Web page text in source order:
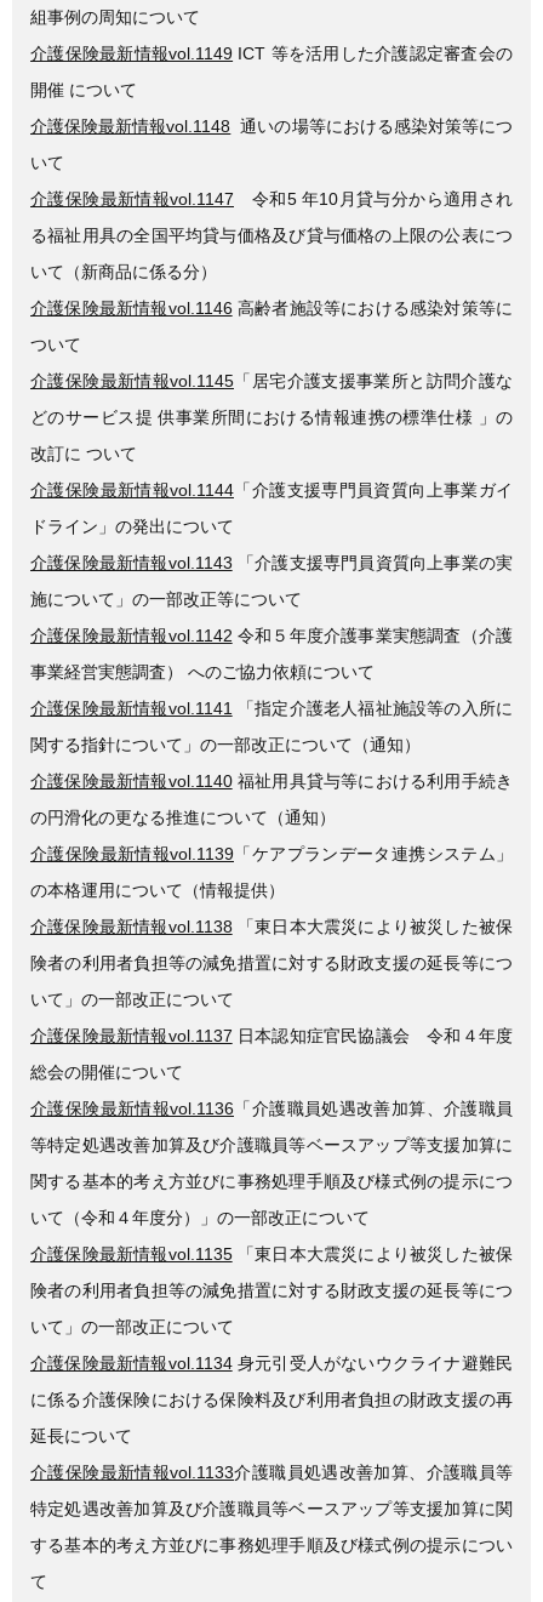
組事例の周知について
介護保険最新情報vol.1149 ICT 等を活用した介護認定審査会の
開催 について
介護保険最新情報vol.1148 通いの場等における感染対策等につ
いて
介護保険最新情報vol.1147 令和5 年10月貸与分から適用され
る福祉用具の全国平均貸与価格及び貸与価格の上限の公表につ
いて（新商品に係る分）
介護保険最新情報vol.1146 高齢者施設等における感染対策等に
ついて
介護保険最新情報vol.1145 「居宅介護支援事業所と訪問介護な
どのサービス提 供事業所間における情報連携の標準仕様 」の
改訂に ついて
介護保険最新情報vol.1144 「介護支援専門員資質向上事業ガイ
ドライン」の発出について
介護保険最新情報vol.1143 「介護支援専門員資質向上事業の実
施について」の一部改正等について
介護保険最新情報vol.1142 令和５年度介護事業実態調査（介護
事業経営実態調査） へのご協力依頼について
介護保険最新情報vol.1141
「指定介護老人福祉施設等の入所に
関する指針について」の一部改正について（通知）
介護保険最新情報vol.1140福祉用具貸与等における利用手続き
の円滑化の更なる推進について（通知）
介護保険最新情報vol.1139 「ケアプランデータ連携システム」
の本格運用について（情報提供）
介護保険最新情報vol.1138 「東日本大震災により被災した被保
険者の利用者負担等の減免措置に対する財政支援の延長等につ
いて」の一部改正について
介護保険最新情報vol.1137 日本認知症官民協議会 令和４年度
総会の開催について
介護保険最新情報vol.1136 「介護職員処遇改善加算、介護職員
等特定処遇改善加算及び介護職員等ベースアップ等支援加算に
関する基本的考え方並びに事務処理手順及び様式例の提示につ
いて（令和４年度分）」の一部改正について
介護保険最新情報vol.1135「東日本大震災により被災した被保
険者の利用者負担等の減免措置に対する財政支援の延長等につ
いて」の一部改正について
介護保険最新情報vol.1134身元引受人がないウクライナ避難民
に係る介護保険における保険料及び利用者負担の財政支援の再
延長について
介護保険最新情報vol.1133介護職員処遇改善加算、介護職員等
特定処遇改善加算及び介護職員等ベースアップ等支援加算に関
する基本的考え方並びに事務処理手順及び様式例の提示につい
て